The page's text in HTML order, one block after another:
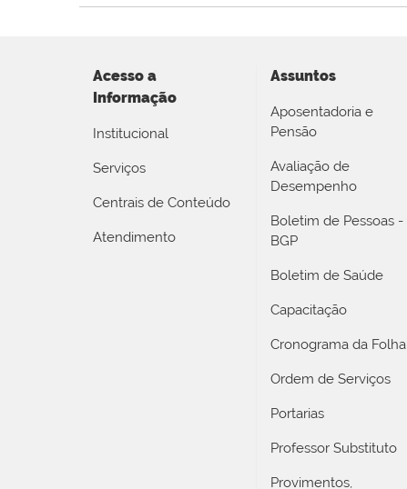
Acesso a
Informação
Institucional
Serviços
Centrais de Conteúdo
Atendimento
Assuntos
Aposentadoria e
Pensão
Avaliação de
Desempenho
Boletim de Pessoas -
BGP
Boletim de Saúde
Capacitação
Cronograma da Folha
Ordem de Serviços
Portarias
Professor Substituto
Provimentos,